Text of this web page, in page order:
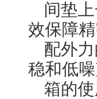
间垫
效保障
配外
稳和低
箱的使